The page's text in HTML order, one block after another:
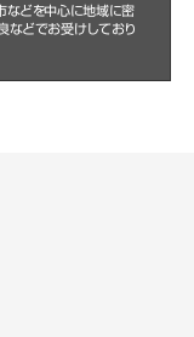
などを中心に地域に密
良などでお受けしており